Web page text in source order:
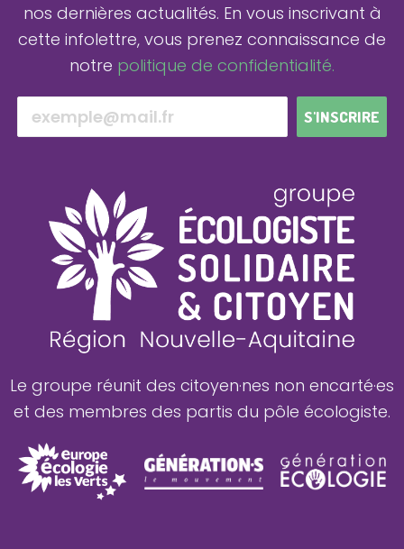
nos dernières actualités. En vous inscrivant à
cette infolettre, vous prenez connaissance de
notre politique de confidentialité.
S'INSCRIRE
Le groupe réunit des citoyen·nes non encarté·es
et des membres des partis du pôle écologiste.